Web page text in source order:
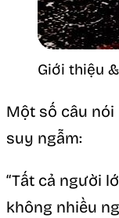
Giới thiệu
Một số câu
suy ngẫm:
“Tất cả người
không nhiều